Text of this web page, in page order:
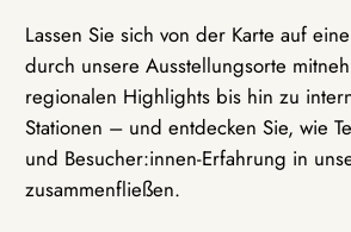
Lassen Sie sich von der Karte auf
durch unsere Ausstellungsorte
regionalen Highlights bis hin zu
Stationen – und entdecken Sie, wie
und Besucher:innen-Erfahrung in
zusammenfließen.